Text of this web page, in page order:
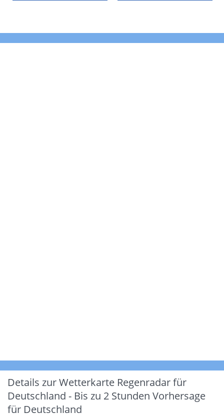
Details zur Wetterkarte Regenradar für
Deutschland - Bis zu 2 Stunden Vorhersage
für Deutschland